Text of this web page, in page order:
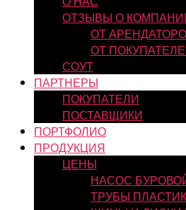
ОТЗЫВЫ О
ОТ
ОТ
СОУТ
ПАРТНЕРЫ
ПОКУПАТЕЛИ
ПОСТАВЩИКИ
ПОРТФОЛИО
ПРОДУКЦИЯ
ЦЕНЫ
НАСОС
ТРУБЫ